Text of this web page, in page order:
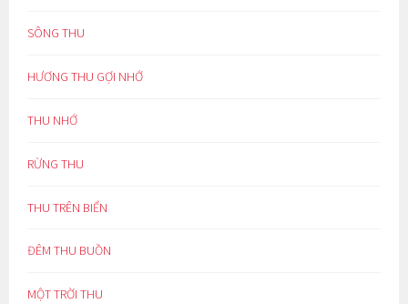
SÔNG THU
HƯƠNG THU GỢI NHỚ
THU NHỚ
RỪNG THU
THU TRÊN BIỂN
ĐÊM THU BUỒN
MỘT TRỜI THU